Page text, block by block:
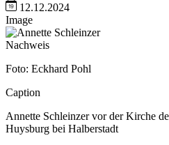
12.12.2024
Image
Nachweis
Foto: Eckhard Pohl
Caption
Annette Schleinzer vor der Kirche
Huysburg bei Halberstadt